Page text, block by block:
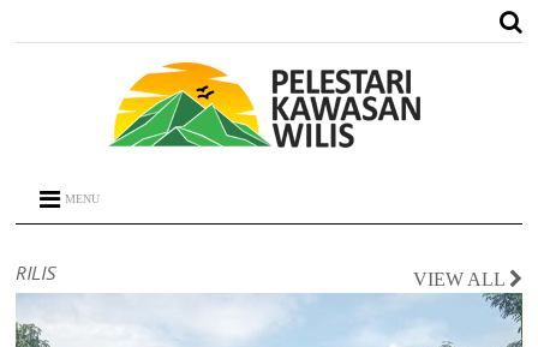
MENU
RILIS VIEW ALL